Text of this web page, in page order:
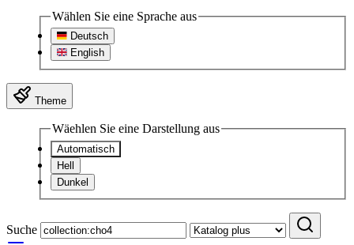
Wählen Sie eine Sprache aus
Deutsch
English
Theme
Wäehlen Sie eine Darstellung aus
Automatisch
Hell
Dunkel
Suche